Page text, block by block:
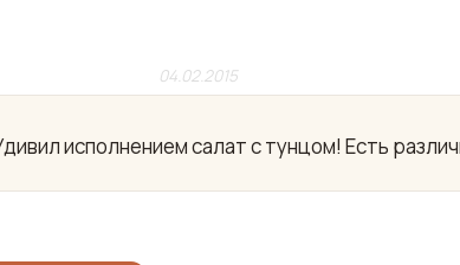
04.02.2015
исполнением салат с тунцом! Есть